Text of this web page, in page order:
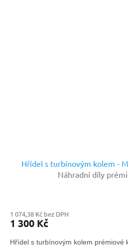
Hřídel s turbínovým kolem -
Náhradní díly
1 074,38 Kč bez DPH
1 300 Kč
Hřídel s turbínovým kolem prémiové